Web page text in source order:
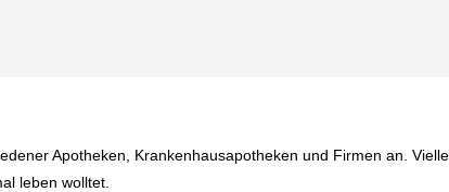
Apotheken, Krankenhausapotheken und Firmen an.
leben wolltet.